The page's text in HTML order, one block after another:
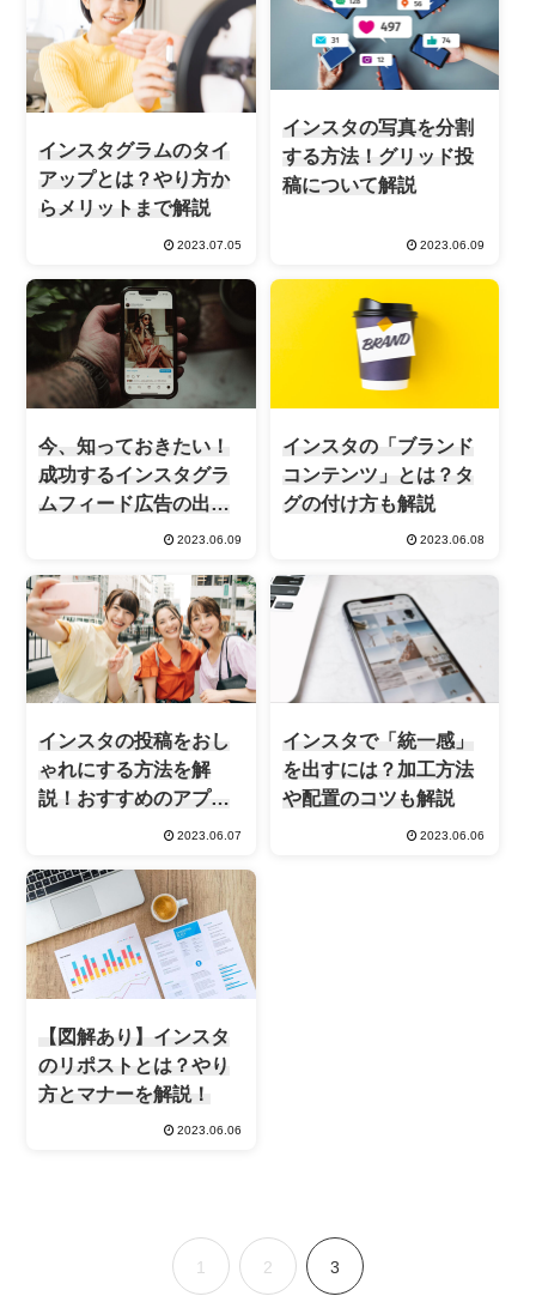
インスタグラムのタイ
アップとは？やり方か
らメリットまで解説
2023.07.05
インスタの写真を分割
する方法！グリッド投
稿について解説
2023.06.09
今、知っておきたい！
成功するインスタグラ
ムフィード広告の出し
2023.06.09
インスタの「ブランド
コンテンツ」とは？タ
グの付け方も解説
2023.06.08
インスタの投稿をおし
ゃれにする方法を解
説！おすすめのアプリ
2023.06.07
インスタで「統一感」
を出すには？加工方法
や配置のコツも解説
2023.06.06
【図解あり】インスタ
のリポストとは？やり
方とマナーを解説！
2023.06.06
1 2 3